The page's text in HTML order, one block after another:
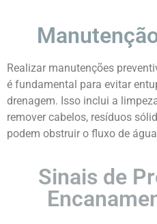
Realizar manutenções
é fundamental para evitar
drenagem. Isso inclui a
remover cabelos, resíduos
podem obstruir o fluxo de
Sinais de